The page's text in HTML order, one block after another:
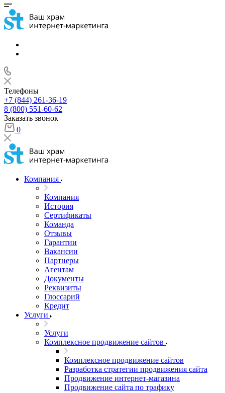
Телефоны
+7 (844) 261-36-19
8 (800) 551-60-62
Заказать звонок
0
Компания
Компания
История
Сертификаты
Команда
Отзывы
Гарантии
Вакансии
Партнеры
Агентам
Документы
Реквизиты
Глоссарий
Кредит
Услуги
Услуги
Комплексное продвижение сайтов
Комплексное продвижение сайтов
Разработка стратегии продвижения сайта
Продвижение интернет-магазина
Продвижение сайта по трафику